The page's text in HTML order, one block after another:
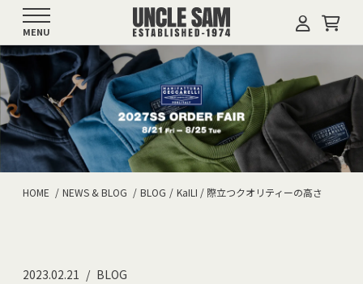
MENU
HOME NEWS & BLOG BLOG KaILI / 際立つクオリティーの高さ
2023.02.21 BLOG